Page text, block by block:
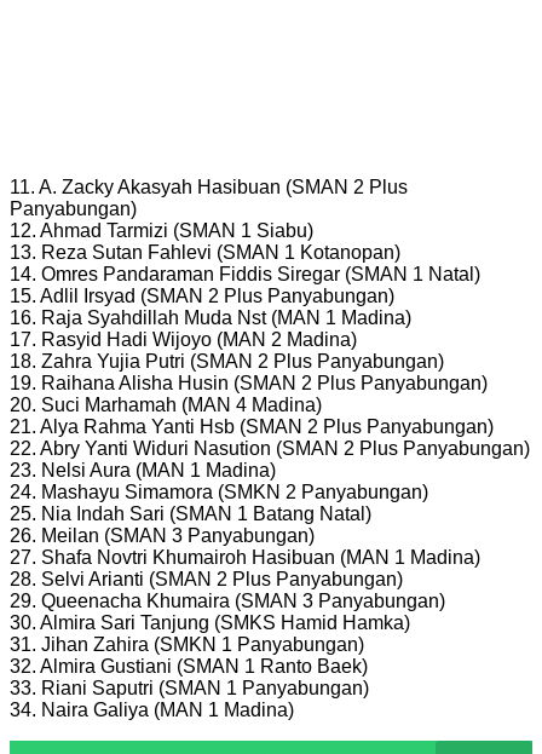
11. A. Zacky Akasyah Hasibuan (SMAN 2 Plus
Panyabungan)
12. Ahmad Tarmizi (SMAN 1 Siabu)
13. Reza Sutan Fahlevi (SMAN 1 Kotanopan)
14. Omres Pandaraman Fiddis Siregar (SMAN 1 Natal)
15. Adlil Irsyad (SMAN 2 Plus Panyabungan)
16. Raja Syahdillah Muda Nst (MAN 1 Madina)
17. Rasyid Hadi Wijoyo (MAN 2 Madina)
18. Zahra Yujia Putri (SMAN 2 Plus Panyabungan)
19. Raihana Alisha Husin (SMAN 2 Plus Panyabungan)
20. Suci Marhamah (MAN 4 Madina)
21. Alya Rahma Yanti Hsb (SMAN 2 Plus Panyabungan)
22. Abry Yanti Widuri Nasution (SMAN 2 Plus Panyabungan)
23. Nelsi Aura (MAN 1 Madina)
24. Mashayu Simamora (SMKN 2 Panyabungan)
25. Nia Indah Sari (SMAN 1 Batang Natal)
26. Meilan (SMAN 3 Panyabungan)
27. Shafa Novtri Khumairoh Hasibuan (MAN 1 Madina)
28. Selvi Arianti (SMAN 2 Plus Panyabungan)
29. Queenacha Khumaira (SMAN 3 Panyabungan)
30. Almira Sari Tanjung (SMKS Hamid Hamka)
31. Jihan Zahira (SMKN 1 Panyabungan)
32. Almira Gustiani (SMAN 1 Ranto Baek)
33. Riani Saputri (SMAN 1 Panyabungan)
34. Naira Galiya (MAN 1 Madina)